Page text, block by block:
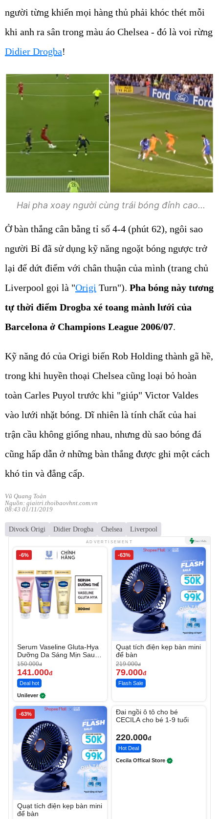
người từng khiến mọi hàng thủ phải khóc thét mỗi
khi anh ra sân trong màu áo Chelsea - đó là voi rừng
Didier Drogba!
Hai pha xoay người cùng trái bóng đỉnh cao...
Ở bàn thắng cân bằng tỉ số 4-4 (phút 62), ngôi sao
người Bỉ đã sử dụng kỹ năng ngoặt bóng ngược trở
lại để dứt điểm với chân thuận của mình (trang chủ
Liverpool gọi là "Origi Turn"). Pha bóng này tương
tự thời điểm Drogba xé toang mành lưới của
Barcelona ở Champions League 2006/07.
Kỹ năng đó của Origi biến Rob Holding thành gã hề,
trong khi huyền thoại Chelsea cũng loại bỏ hoàn
toàn Carles Puyol trước khi "giúp" Victor Valdes
vào lưới nhặt bóng. Dĩ nhiên là tính chất của hai
trận cầu không giống nhau, nhưng dù sao bóng đá
cũng hấp dẫn ở những bàn thắng được ghi một cách
khó tin và đẳng cấp.
Vũ Quang Toản
Nguồn: giaitri.thoibaovhnt.com.vn
08:43 01/11/2019
Divock Origi Didier Drogba Chelsea Liverpool
ADVERTISEMENT
-6%
Serum Vaseline Gluta-Hya
Dưỡng Da Sáng Mịn Sau 7
Ngày
150.000đ
141.000đ
Deal hot
Unilever
-63%
Quạt tích điện kẹp bàn mini
để bàn
219.000đ
79.000đ
Flash Sale
-63%
Quạt tích điện kẹp bàn mini
để bàn
Đai ngồi ô tô cho bé
CECILA cho bé 1-9 tuổi
220.000đ
Hot Deal
Cecila Offical Store